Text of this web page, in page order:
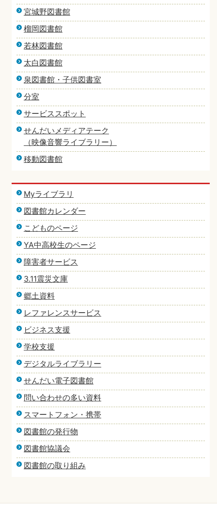
宮城野図書館
榴岡図書館
若林図書館
太白図書館
泉図書館・子供図書室
分室
サービススポット
せんだいメディアテーク
（映像音響ライブラリー）
移動図書館
Myライブラリ
図書館カレンダー
こどものページ
YA中高校生のページ
障害者サービス
3.11震災文庫
郷土資料
レファレンスサービス
ビジネス支援
学校支援
デジタルライブラリー
せんだい電子図書館
問い合わせの多い資料
スマートフォン・携帯
図書館の発行物
図書館協議会
図書館の取り組み